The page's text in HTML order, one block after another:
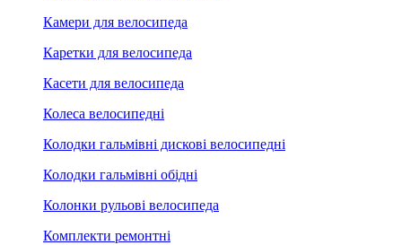
Камери для велосипеда
Каретки для велосипеда
Касети для велосипеда
Колеса велосипедні
Колодки гальмівні дискові велосипедні
Колодки гальмівні обідні
Колонки рульові велосипеда
Комплекти ремонтні